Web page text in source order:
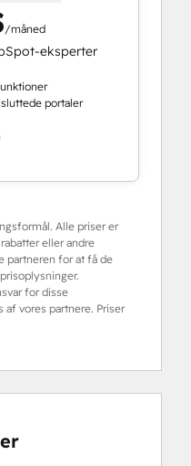
/måned
eksperter
portaler
Alle priser er
eller andre
partneren for at få de
for disse
af vores partnere. Priser